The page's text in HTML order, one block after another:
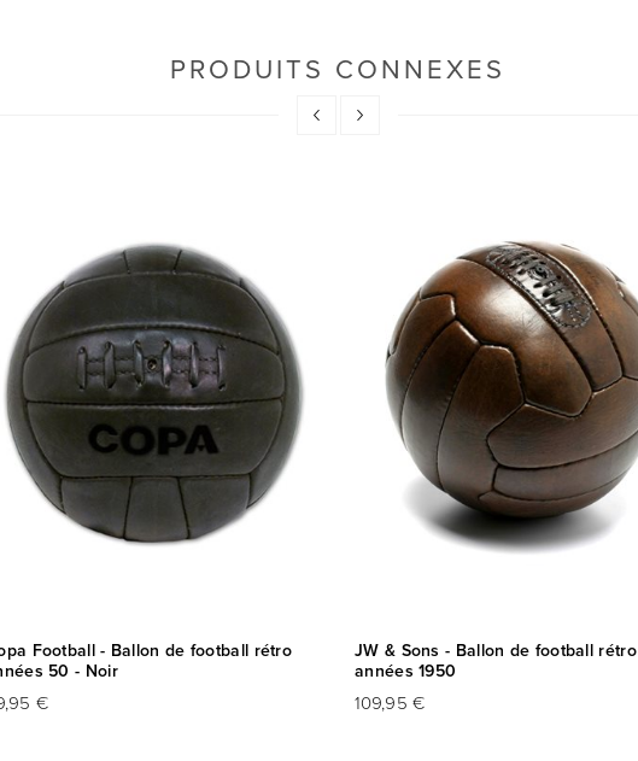
PRODUITS CONNEXES
Football - Ballon de football rétro
50 - Noir
€
JW & Sons - Ballon de football rétro
années 1950
109,95 €